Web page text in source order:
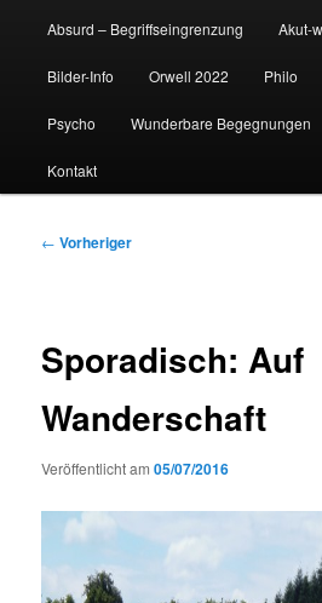
Absurd – Begriffseingrenzung Akut-
Bilder-Info Orwell 2022 Philo
Psycho Wunderbare Begegnungen
Kontakt
Beitragsnavigation
← Vorheriger
Sporadisch: Auf
Wanderschaft
Veröffentlicht am05/07/2016